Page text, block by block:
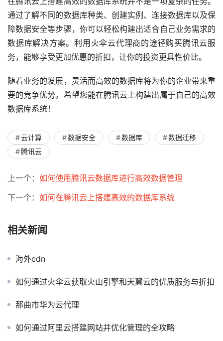
通过了解不同的数据库种类、创建实例、连接数据库以及保
障数据安全等步骤，你可以轻松构建出适合自己业务需求的
数据库解决方案。利用火伞云代理商的途径购买腾讯云服
务，能够享受更加优惠的折扣，让你的投资更具性价比。
随着业务的发展，灵活而高效的数据库将为你的企业带来重
要的竞争优势。希望您能在腾讯云上构建出属于自己的高效
数据库系统！
云计算 数据安全 数据库
数据迁移
腾讯云
上一个： 如何使用腾讯云数据库进行高效数据管理
下一个： 如何在腾讯云上搭建高效的数据库系统
相关新闻
海外cdn
如何通过火伞云获取火山引擎和天翼云的优质服务与折扣
那曲市华为云代理
如何通过阿里云搭建网站并优化管理的全攻略